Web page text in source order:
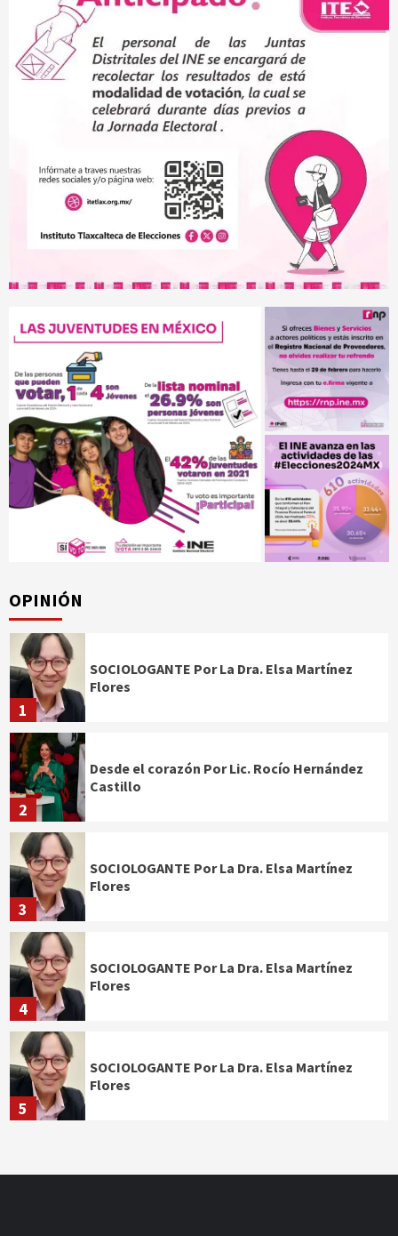
OPINIÓN
1
SOCIOLOGANTE Por La Dra. Elsa Martínez
Flores
2
Desde el corazón Por Lic. Rocío Hernández
Castillo
3
SOCIOLOGANTE Por La Dra. Elsa Martínez
Flores
4
SOCIOLOGANTE Por La Dra. Elsa Martínez
Flores
5
SOCIOLOGANTE Por La Dra. Elsa Martínez
Flores